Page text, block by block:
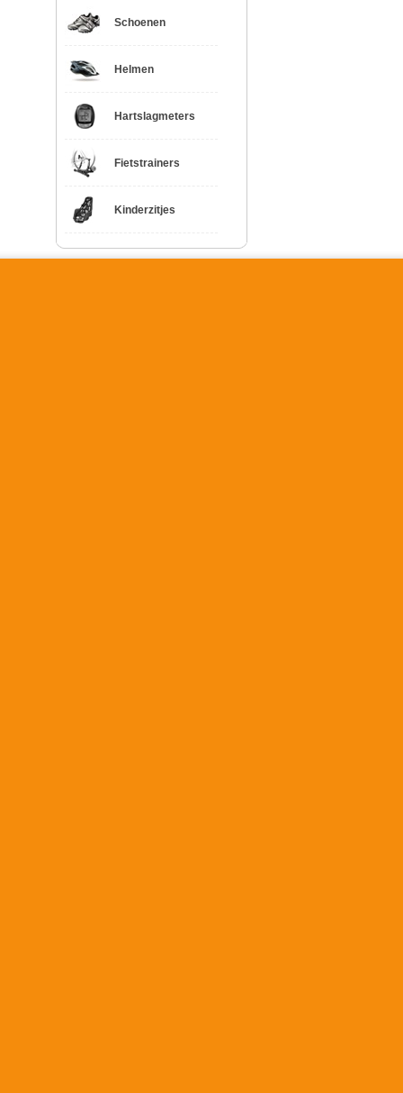
Schoenen
Helmen
Hartslagmeters
Fietstrainers
Kinderzitjes